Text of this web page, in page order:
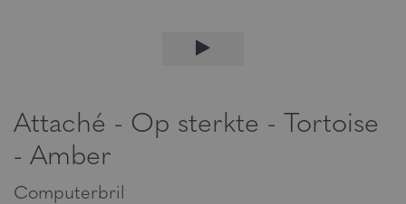
Attaché - Op sterkte - Tortoise
- Amber
Computerbril